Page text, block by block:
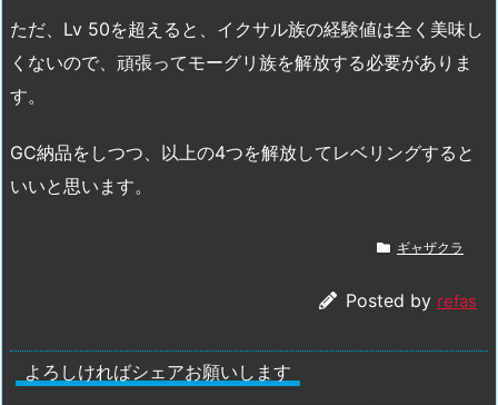
ただ、Lv 50を超えると、イクサル族の経験値は全く美味し
くないので、頑張ってモーグリ族を解放する必要がありま
す。
GC納品をしつつ、以上の4つを解放してレベリングすると
いいと思います。
ギャザクラ
Posted by refas
よろしければシェアお願いします